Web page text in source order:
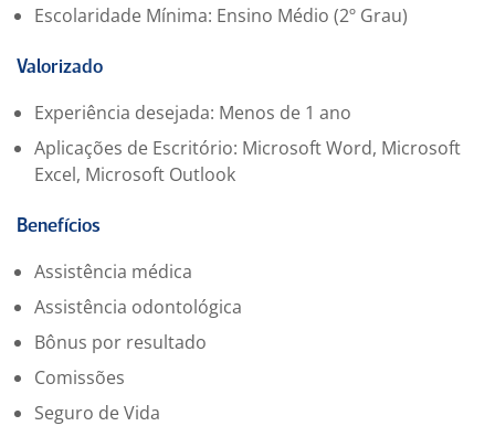
Escolaridade Mínima: Ensino Médio (2º Grau)
Valorizado
Experiência desejada: Menos de 1 ano
Aplicações de Escritório: Microsoft Word, Microsoft
Excel, Microsoft Outlook
Benefícios
Assistência médica
Assistência odontológica
Bônus por resultado
Comissões
Seguro de Vida